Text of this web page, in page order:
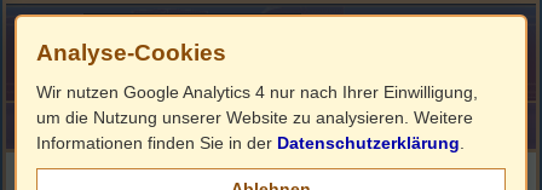
HOME ImpressumLinks
Filmbeschreibung, Cover & DVD Infos
Analyse-Cookies
Wir nutzen Google Analytics 4 nur nach Ihrer Einwilligung,
um die Nutzung unserer Website zu analysieren. Weitere
Informationen finden Sie in der Datenschutzerklärung